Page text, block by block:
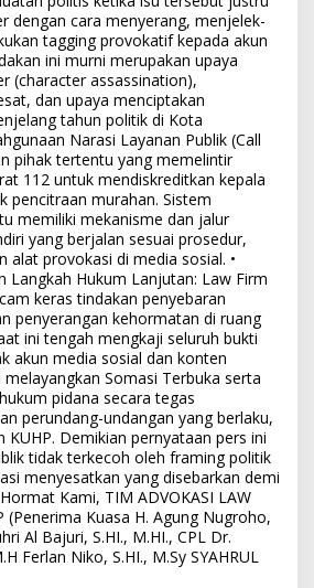
dengan cara menyerang, menjelek-
tagging provokatif kepada akun
ini murni merupakan upaya
(character assassination),
dan upaya menciptakan
tahun politik di Kota
Narasi Layanan Publik (Call
pihak tertentu yang memelintir
112 untuk mendiskreditkan kepala
pencitraan murahan. Sistem
memiliki mekanisme dan jalur
yang berjalan sesuai prosedur,
alat provokasi di media sosial. •
Langkah Hukum Lanjutan: Law Firm
keras tindakan penyebaran
penyerangan kehormatan di ruang
ini tengah mengkaji seluruh bukti
akun media sosial dan konten
Somasi Terbuka serta
pidana secara tegas
perundang-undangan yang berlaku,
KUHP. Demikian pernyataan pers ini
tidak terkecoh oleh framing politik
menyesatkan yang disebarkan demi
Kami, TIM ADVOKASI LAW
(Penerima Kuasa H. Agung Nugroho,
Al Bajuri, S.HI., M.HI., CPL Dr.
Ferlan Niko, S.HI., M.Sy SYAHRUL